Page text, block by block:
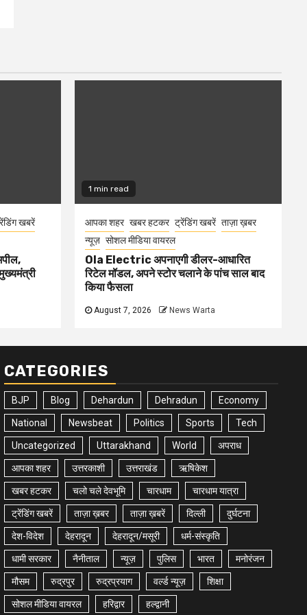
खबरें
1 min read
आपका शहर खबर हटकर ट्रेंडिंग खबरें ताज़ा ख़बर
न्यूज़ सोशल मीडिया वायरल
Ola Electric अपनाएगी डीलर-आधारित
रिटेल मॉडल, अपने स्टोर चलाने के पांच साल बाद
किया फैसला
August 7, 2026 News Warta
CATEGORIES
BJP Blog Dehardun Dehradun Economy
National Newsbeat Politics Sports Tech
Uncategorized Uttarakhand World अपराध
आपका शहर उत्तरकाशी उत्तराखंड ऋषिकेश
खबर हटकर चलो चले देवभूमि चारधाम चारधाम यात्रा
ट्रेंडिंग खबरें ताज़ा ख़बर ताज़ा ख़बरें दिल्ली दुर्घटना
देश-विदेश देहरादून देहरादून/मसूरी धर्म-संस्कृति
धामी सरकार नैनीताल न्यूज़ पुलिस भारत मनोरंजन
मौसम रुद्रपुर रुद्रप्रयाग वर्ल्ड न्यूज़ शिक्षा
सोशल मीडिया वायरल हरिद्वार हल्द्वानी